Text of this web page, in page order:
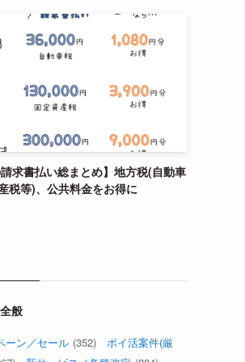
請求書払い総まとめ】地方税(自動車
税等)、公共料金をお得に
般
ーン／セール (352)
ポイ活案件(厳